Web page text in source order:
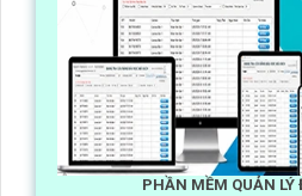
PHẦN MỀM QUẢN LÝ